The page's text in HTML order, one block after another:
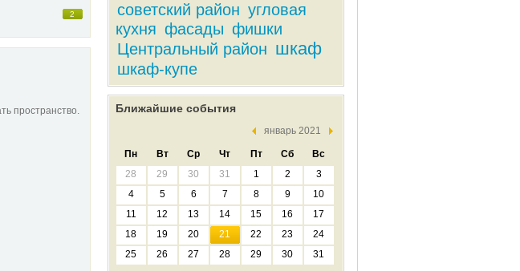
2
пространство.
советский район угловая
кухня фасады фишки
Центральный район шкаф
шкаф-купе
Ближайшие события
январь 2021
Пн Вт Ср Чт Пт Сб
Вс
28
29 30 31 1 2
3
4
5 6 7 8 9
10
11
12 13 14 15 16
17
18
19 20 21 22 23
24
25
26 27 28 29 30 31